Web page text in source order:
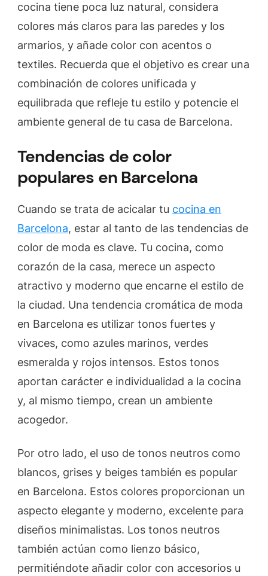
cocina tiene poca luz natural, considera
colores más claros para las paredes y los
armarios, y añade color con acentos o
textiles. Recuerda que el objetivo es crear una
combinación de colores unificada y
equilibrada que refleje tu estilo y potencie el
ambiente general de tu casa de Barcelona.
Tendencias de color
populares en Barcelona
Cuando se trata de acicalar tu cocina en
Barcelona, estar al tanto de las tendencias de
color de moda es clave. Tu cocina, como
corazón de la casa, merece un aspecto
atractivo y moderno que encarne el estilo de
la ciudad. Una tendencia cromática de moda
en Barcelona es utilizar tonos fuertes y
vivaces, como azules marinos, verdes
esmeralda y rojos intensos. Estos tonos
aportan carácter e individualidad a la cocina
y, al mismo tiempo, crean un ambiente
acogedor.
Por otro lado, el uso de tonos neutros como
blancos, grises y beiges también es popular
en Barcelona. Estos colores proporcionan un
aspecto elegante y moderno, excelente para
diseños minimalistas. Los tonos neutros
también actúan como lienzo básico,
permitiéndote añadir color con accesorios u